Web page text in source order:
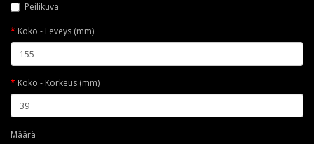
Peilikuva
Koko - Leveys (mm)
Koko - Korkeus (mm)
Määrä